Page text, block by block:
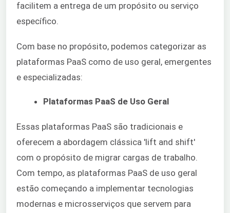
facilitem a entrega de um propósito ou serviço
específico.
Com base no propósito, podemos categorizar as
plataformas PaaS como de uso geral, emergentes
e especializadas:
Plataformas PaaS de Uso Geral
Essas plataformas PaaS são tradicionais e
oferecem a abordagem clássica 'lift and shift'
com o propósito de migrar cargas de trabalho.
Com tempo, as plataformas PaaS de uso geral
estão começando a implementar tecnologias
modernas e microsserviços que servem para